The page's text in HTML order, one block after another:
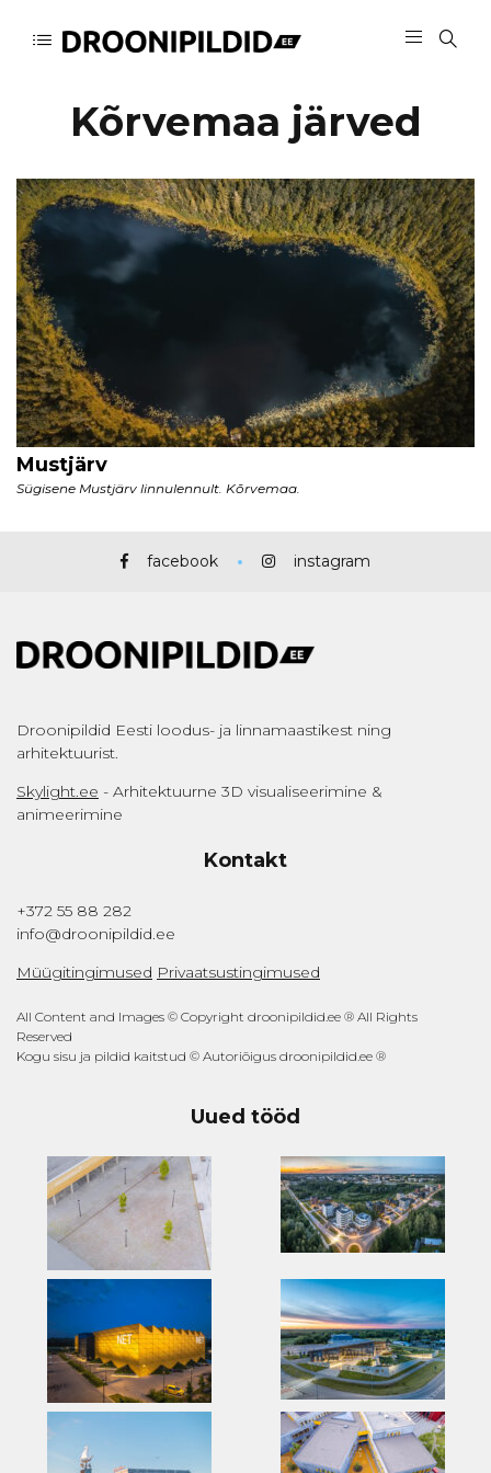
Kõrvemaa järved
facebook instagram
Droonipildid Eesti loodus- ja linnamaastikest ning
arhitektuurist.
Skylight.ee - Arhitektuurne 3D visualiseerimine &
animeerimine
Kontakt
+372 55 88 282
info@droonipildid.ee
Müügitingimused Privaatsustingimused
All Content and Images © Copyright droonipildid.ee ® All Rights
Reserved
Kogu sisu ja pildid kaitstud © Autoriõigus droonipildid.ee ®
Uued tööd